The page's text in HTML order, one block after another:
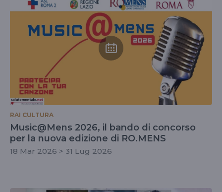
RAI CULTURA
Music@Mens 2026, il bando di concorso
per la nuova edizione di RO.MENS
18 Mar 2026 > 31 Lug 2026